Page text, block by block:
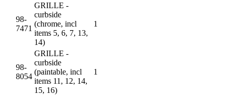
98-
7471
GRILLE -
curbside
(chrome, incl
items 5, 6, 7, 13,
14)
1
98-
8054
GRILLE -
curbside
(paintable, incl
items 11, 12, 14,
15, 16)
1